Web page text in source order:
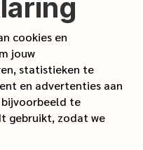
cookies en
jouw
statistieken te
en advertenties aan
bijvoorbeeld te
gebruikt, zodat we